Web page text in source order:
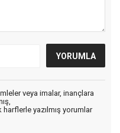
veya imalar, inançlara
yazılmış yorumlar